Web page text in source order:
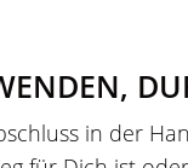
in der